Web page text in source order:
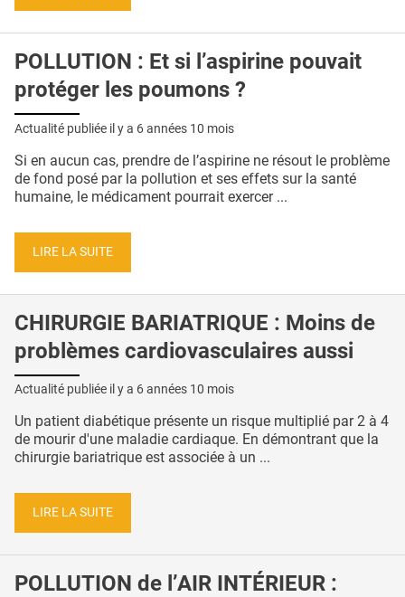
CRÉDITS
POLLUTION : Et si l’aspirine pouvait
protéger les poumons ?
Actualité publiée il y a 6 années 10 mois
Si en aucun cas, prendre de l’aspirine ne résout le problème
de fond posé par la pollution et ses effets sur la santé
humaine, le médicament pourrait exercer ...
LIRE LA SUITE
CHIRURGIE BARIATRIQUE : Moins de
problèmes cardiovasculaires aussi
Actualité publiée il y a 6 années 10 mois
Un patient diabétique présente un risque multiplié par 2 à 4
de mourir d'une maladie cardiaque. En démontrant que la
chirurgie bariatrique est associée à un ...
LIRE LA SUITE
POLLUTION de l’AIR INTÉRIEUR :